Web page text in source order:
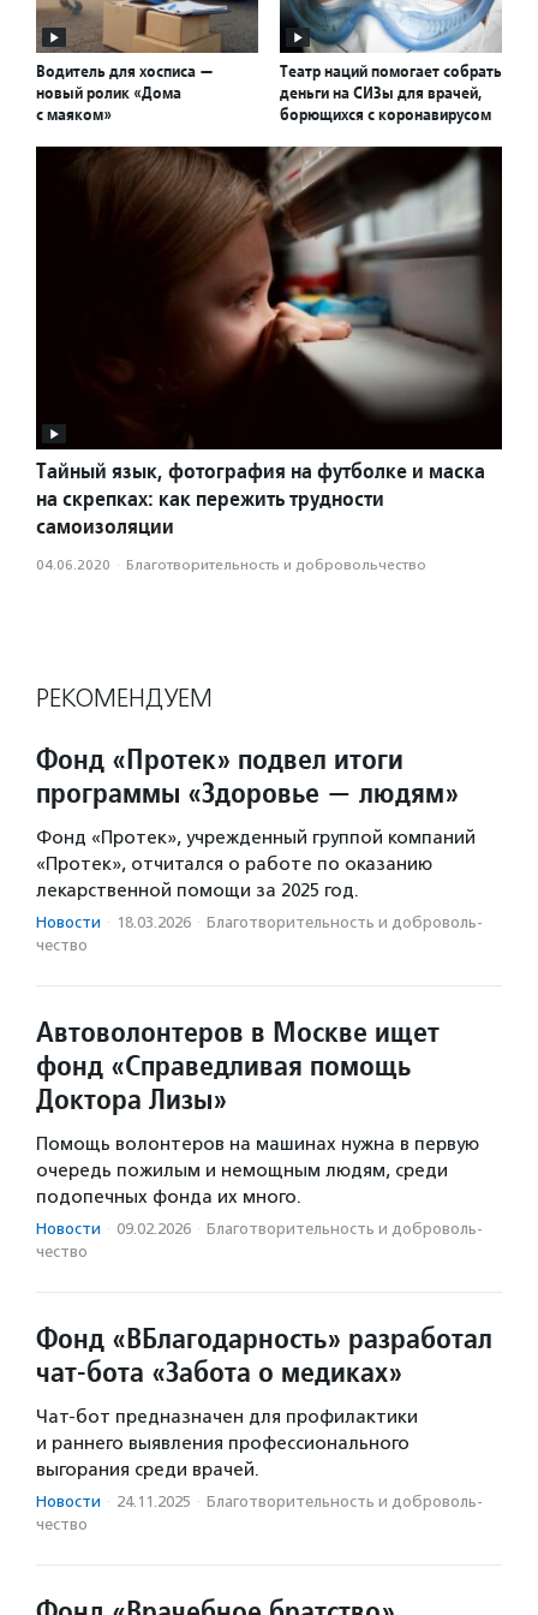
Водитель для хосписа —
новый ролик «Дома
с маяком»
Театр наций помогает собрать
деньги на СИЗы для врачей,
борющихся с коронавирусом
Тайный язык, фотография на футболке и маска
на скрепках: как пережить трудности
самоизоляции
04.06.2020 · Благотвори­тель­ность и доброволь­чест­во
РЕКОМЕНДУЕМ
Фонд «Протек» подвел итоги
программы «Здоровье — людям»
Фонд «Протек», учрежденный группой компаний
«Протек», отчитался о работе по оказанию
лекарственной помощи за 2025 год.
Новости · 18.03.2026 · Благотвори­тель­ность и доброволь­
чест­во
Автоволонтеров в Москве ищет
фонд «Справедливая помощь
Доктора Лизы»
Помощь волонтеров на машинах нужна в первую
очередь пожилым и немощным людям, среди
подопечных фонда их много.
Новости · 09.02.2026 · Благотвори­тель­ность и доброволь­
чест­во
Фонд «ВБлагодарность» разработал
чат-бота «Забота о медиках»
Чат-бот предназначен для профилактики
и раннего выявления профессионального
выгорания среди врачей.
Новости · 24.11.2025 · Благотвори­тель­ность и доброволь­
чест­во